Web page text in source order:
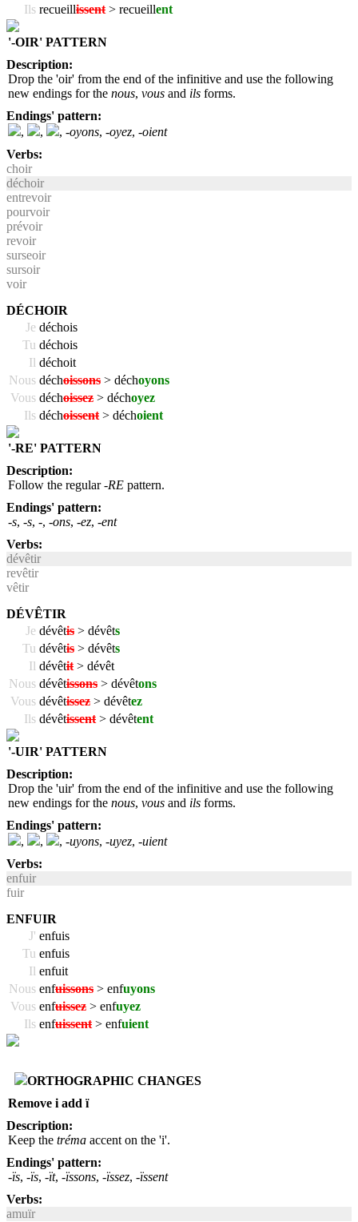
Ils recueillissent > recueillent
'-OIR' PATTERN
Description:
Drop the 'oir' from the end of the infinitive and use the following
new endings for the nous, vous and ils forms.
Endings' pattern:
,
, , -oyons, -oyez, -oient
Verbs:
choir
déchoir
entrevoir
pourvoir
prévoir
revoir
surseoir
sursoir
voir
DÉCHOIR
Je déchois
Tu déchois
Il déchoit
Nous déchoissons > déchoyons
Vous déchoissez > déchoyez
Ils déchoissent > déchoient
'-RE' PATTERN
Description:
Follow the regular-RE pattern.
Endings' pattern:
-s, -s, -, -ons, -ez, -ent
Verbs:
dévêtir
revêtir
vêtir
DÉVÊTIR
Je dévêtis > dévêts
Tu dévêtis > dévêts
Il dévêtit > dévêt
Nous dévêtissons > dévêtons
Vous dévêtissez > dévêtez
Ils dévêtissent > dévêtent
'-UIR' PATTERN
Description:
Drop the 'uir' from the end of the infinitive and use the following
new endings for the nous, vous and ils forms.
Endings' pattern:
,
, , -uyons, -uyez, -uient
Verbs:
enfuir
fuir
ENFUIR
J' enfuis
Tu enfuis
Il enfuit
Nous enfuissons > enfuyons
Vous enfuissez > enfuyez
Ils enfuissent > enfuient
ORTHOGRAPHIC CHANGES
Remove i add ï
Description:
Keep the tréma accent on the 'i'.
Endings' pattern:
-ïs, -ïs, -ït, -ïssons, -ïssez, -ïssent
Verbs:
amuïr